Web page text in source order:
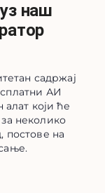
наш
садржај
АИ
који ће
неколико
постове на